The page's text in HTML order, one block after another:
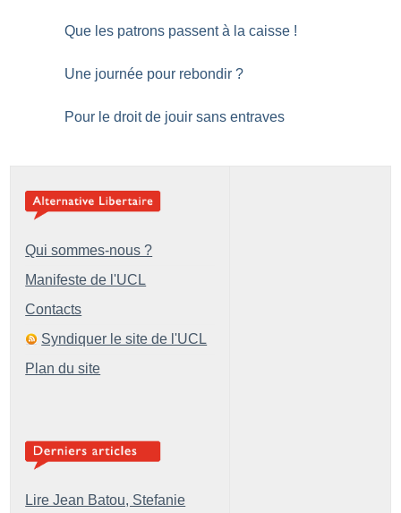
Que les patrons passent à la caisse !
Une journée pour rebondir ?
Pour le droit de jouir sans entraves
Qui sommes-nous ?
Manifeste de l'UCL
Contacts
Syndiquer le site de l'UCL
Plan du site
Lire Jean Batou, Stefanie